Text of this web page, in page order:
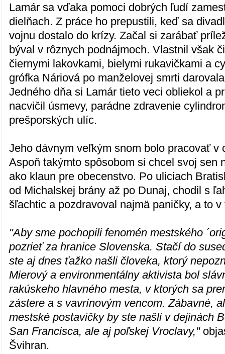
Lamár sa vďaka pomoci dobrých ľudí
dielňach. Z práce ho prepustili, keď sa
vojnu dostalo do krízy. Začal si zarábať
býval v rôznych podnájmoch. Vlastnil však
čiernymi lakovkami, bielymi rukavičkami a
grófka Náriová po manželovej smrti
Jedného dňa si Lamár tieto veci obliekol a
nacvičil úsmevy, parádne zdravenie
prešporských ulíc.
Jeho dávnym veľkým snom bolo pracovať v
Aspoň takýmto spôsobom si chcel svoj sen
ako klaun pre obecenstvo. Po uliciach
od Michalskej brány až po Dunaj, chodil s
šľachtic a pozdravoval najmä paničky, a to
"Aby sme pochopili fenomén mestského
pozrieť za hranice Slovenska. Stačí do
ste aj dnes ťažko našli človeka, ktorý
Mierový a environmentálny aktivista bol
rakúskeho hlavného mesta, v ktorých sa
zástere a s vavrínovým vencom. Zábavné,
mestské postavičky by ste našli v dejinách
San Francisca, ale aj poľskej Vroclavy,"
Švihran.